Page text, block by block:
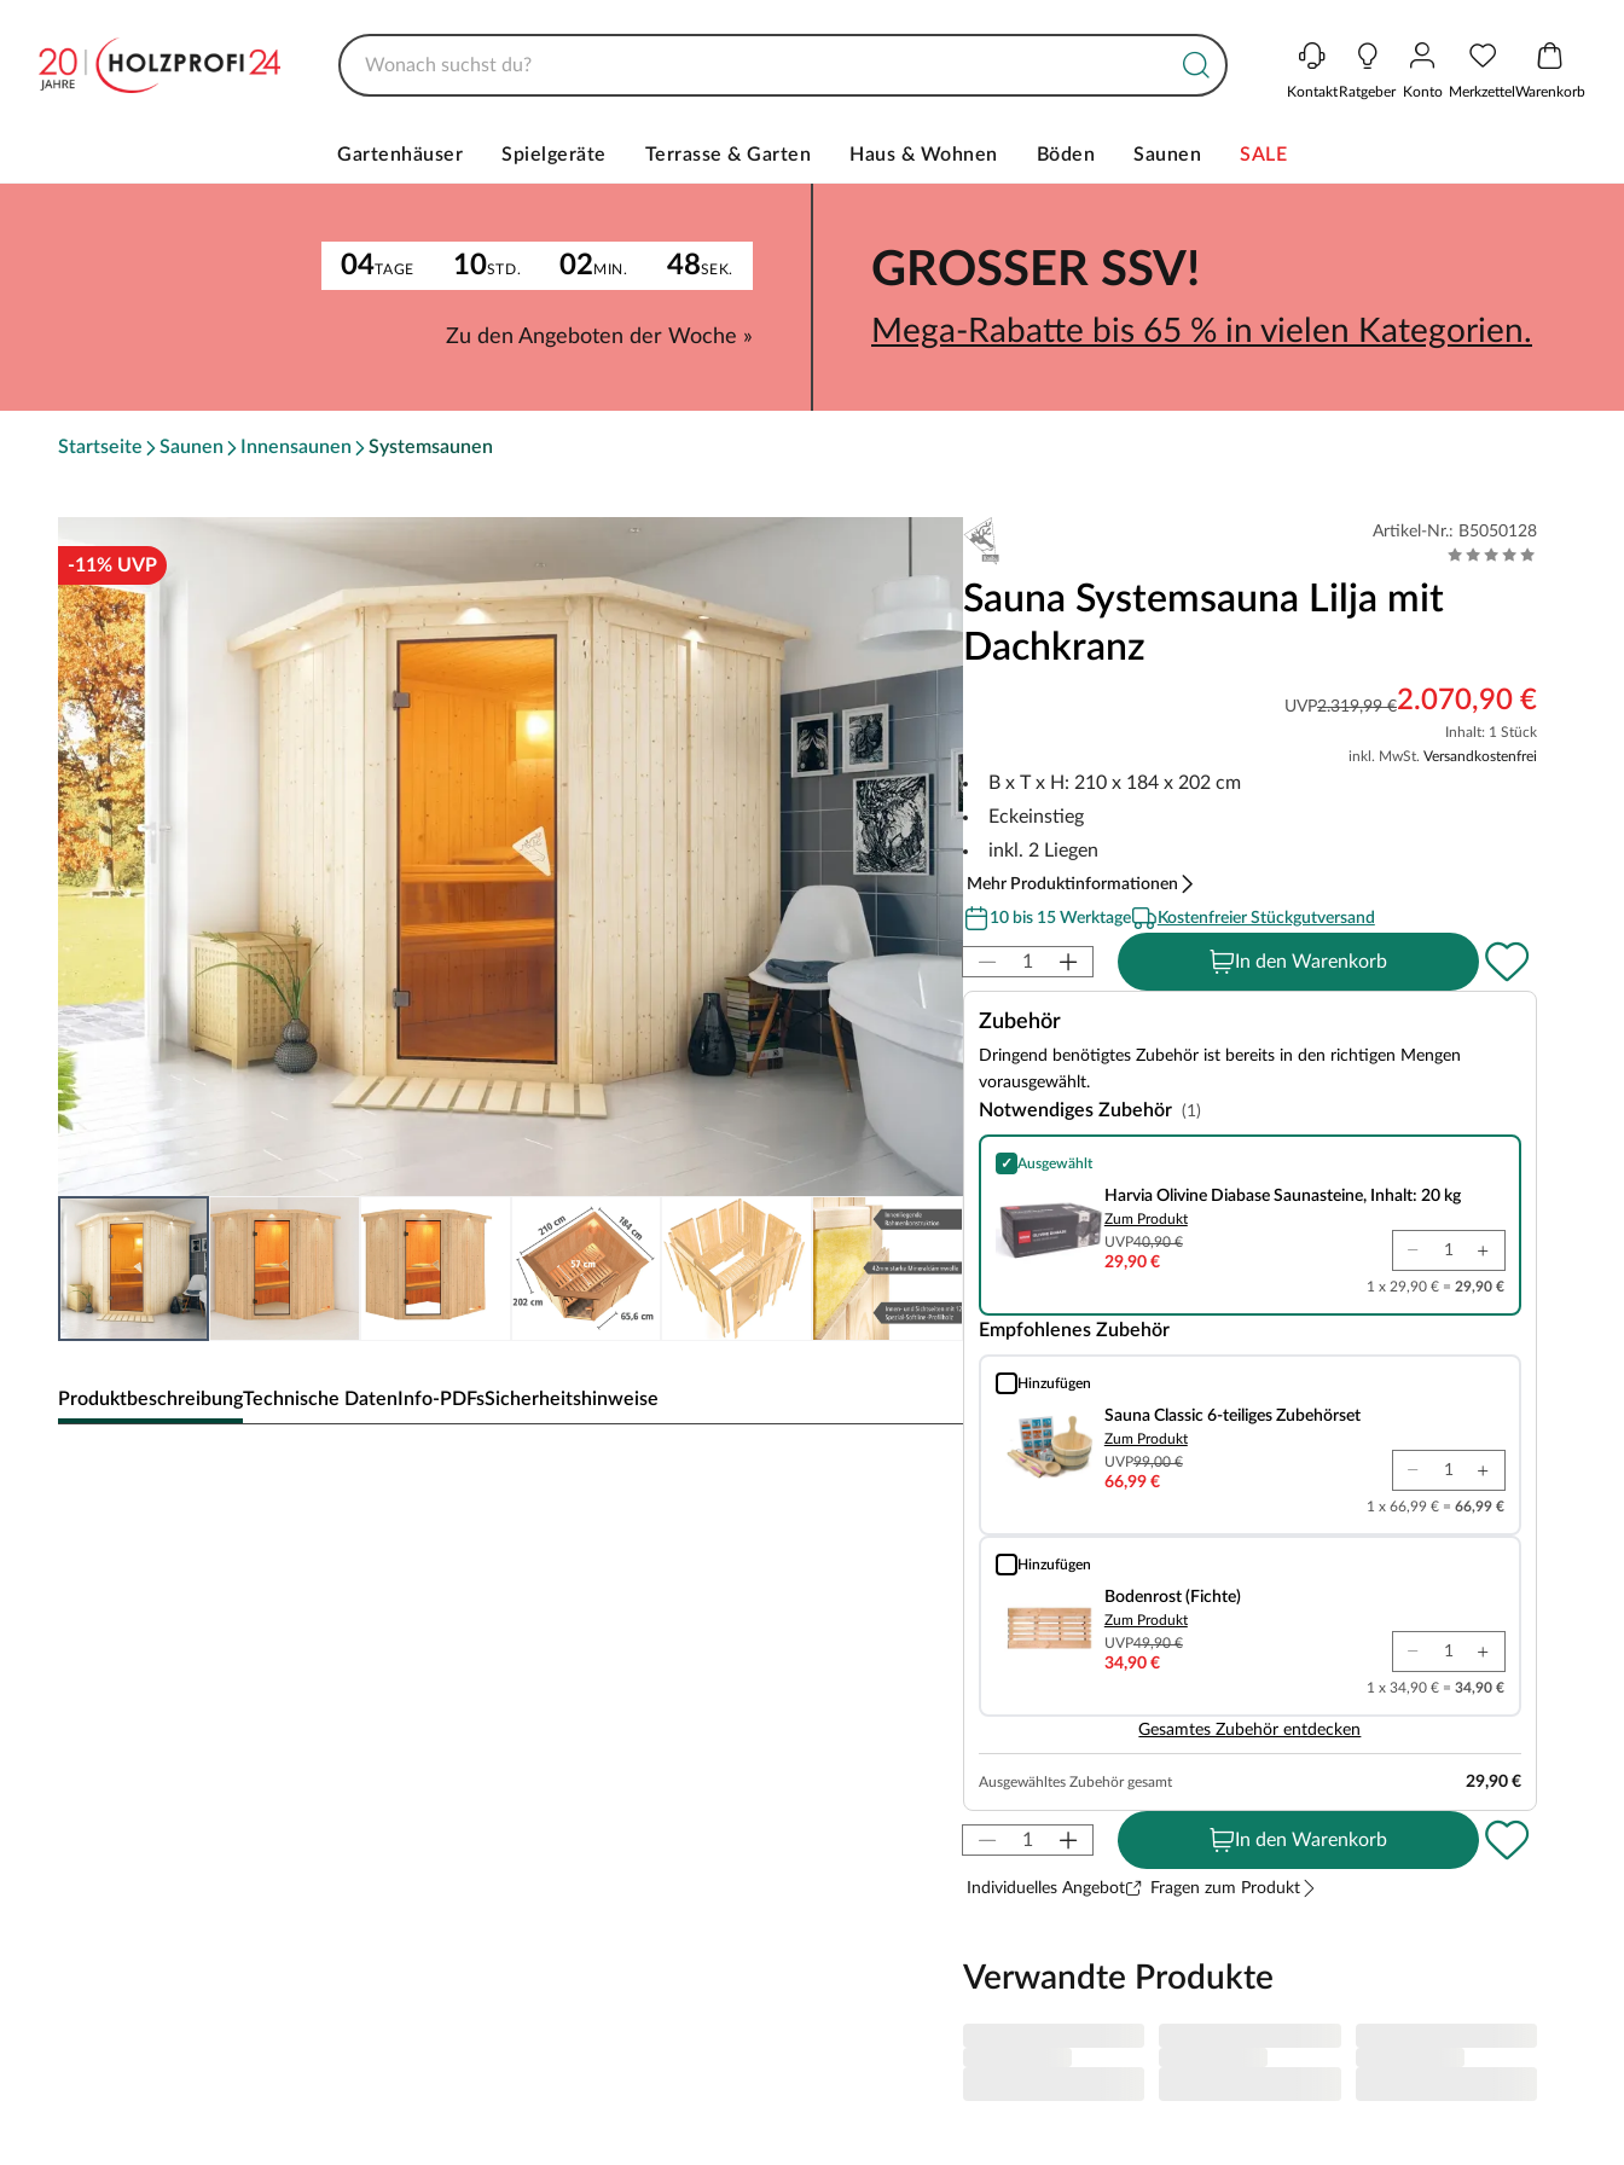
KontaktRatgeber Konto MerkzettelWarenkorb
Gartenhäuser Spielgeräte Terrasse & Garten Haus & Wohnen Böden Saunen SALE
04TAGE 10STD. 02MIN. 48SEK.
Zu den Angeboten der Woche »
GROSSER SSV!
Mega-Rabatte bis 65 % in vielen Kategorien.
Startseite Saunen Innensaunen Systemsaunen
-11% UVP
ProduktbeschreibungTechnische DatenInfo-PDFsSicherheitshinweise
Artikel-Nr.: B5050128
Sauna Systemsauna Lilja mit
Dachkranz
UVP2.319,99 €2.070,90 €
Inhalt: 1 Stück
inkl. MwSt. Versandkostenfrei
B x T x H: 210 x 184 x 202 cm
Eckeinstieg
inkl. 2 Liegen
Mehr Produktinformationen
10 bis 15 Werktage
Kostenfreier Stückgutversand
In den Warenkorb
Zubehör
Dringend benötigtes Zubehör ist bereits in den richtigen Mengen
vorausgewählt.
Notwendiges Zubehör (1)
✓ Ausgewählt
Harvia Olivine Diabase Saunasteine, Inhalt: 20 kg
Harvia Olivine Diabase Saunasteine, Inhalt: 20 kg
Zum Produkt
UVP40,90 €
29,90 €
1 x 29,90 € = 29,90 €
Empfohlenes Zubehör
Hinzufügen
Sauna Classic 6-teiliges Zubehörset
Sauna Classic 6-teiliges Zubehörset
Zum Produkt
UVP99,00 €
66,99 €
1 x 66,99 € = 66,99 €
Hinzufügen
Bodenrost (Fichte)
Bodenrost (Fichte)
Zum Produkt
UVP49,90 €
34,90 €
1 x 34,90 € = 34,90 €
Gesamtes Zubehör entdecken
Ausgewähltes Zubehör gesamt 29,90 €
In den Warenkorb
Individuelles Angebot Fragen zum Produkt
Verwandte Produkte